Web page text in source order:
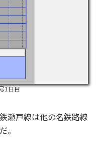
1日目
瀬戸線は他の名鉄路線
。